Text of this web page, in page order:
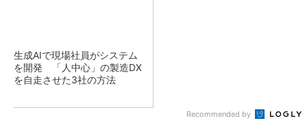
生成AIで現場社員がシステム
を開発 「人中心」の製造DX
を自走させた3社の方法
Recommended by